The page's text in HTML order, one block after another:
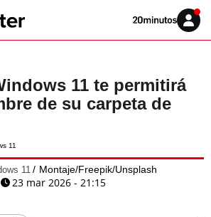
Volver
Iniciar
sesión
11 te permitirá
de su carpeta de
11 Montaje/Freepik/Unsplash
23 mar 2026 - 21:15